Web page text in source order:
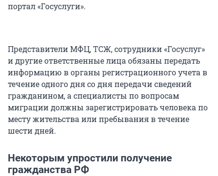
портал «Госуслуги».
Представители МФЦ, ТСЖ, сотрудники «Госуслуг»
и другие ответственные лица обязаны передать
информацию в органы регистрационного учета в
течение одного дня со дня передачи сведений
гражданином, а специалисты по вопросам
миграции должны зарегистрировать человека по
месту жительства или пребывания в течение
шести дней.
Некоторым упростили получение
гражданства РФ